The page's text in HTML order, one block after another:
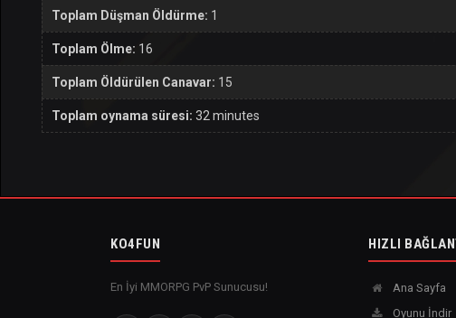
Toplam Düşman Öldürme: 1
Toplam Ölme: 16
Toplam Öldürülen Canavar: 15
Toplam oynama süresi: 32 minutes
KO4FUN
En İyi MMORPG PvP Sunucusu!
HIZLI
Ana Sayfa
Oyunu İndir